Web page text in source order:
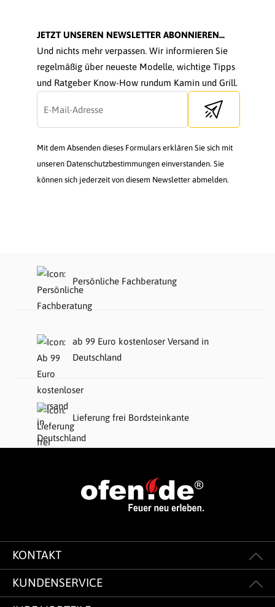
JETZT UNSEREN NEWSLETTER ABONNIEREN...
Und nichts mehr verpassen. Wir informieren Sie
regelmäßig über neueste Modelle, wichtige Tipps
und Ratgeber Know-How rundum Kamin und Grill.
Send newsletter
Mit dem Absenden dieses Formulars erklären Sie sich mit
unseren Datenschutzbestimmungen einverstanden. Sie
können sich jederzeit von diesem Newsletter abmelden.
Persönliche Fachberatung
ab 99 Euro kostenloser Versand in
Deutschland
Lieferung frei Bordsteinkante
KONTAKT
KUNDENSERVICE